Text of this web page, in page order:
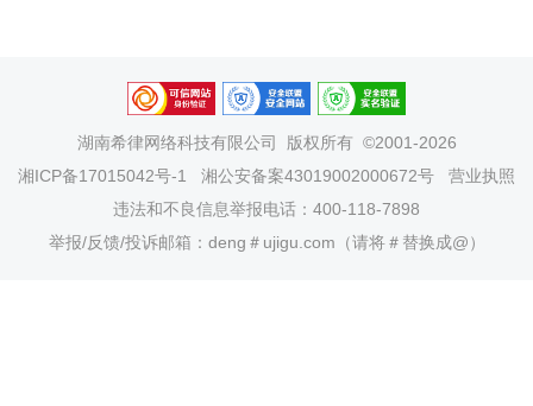
湖南希律网络科技有限公司
版权所有 ©2001-2026
湘ICP备17015042号-1
湘公安备案43019002000672号
营业执照
违法和不良信息举报电话：400-118-7898
举报/反馈/投诉邮箱：deng＃ujigu.com（请将＃替换成@）